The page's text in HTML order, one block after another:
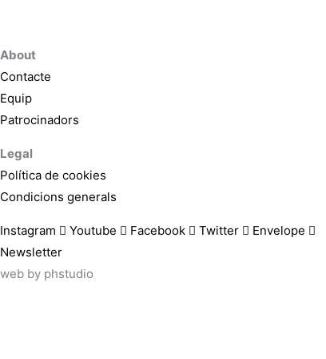
About
Contacte
Equip
Patrocinadors
Legal
Política de cookies
Condicions generals
Instagram Youtube Facebook Twitter
Envelope
Newsletter
web by phstudio